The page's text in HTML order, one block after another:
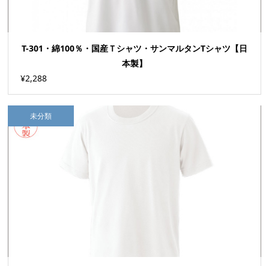
T-301・綿100％・国産Ｔシャツ・サンマルタンTシャツ【日
本製】
¥2,288
未分類